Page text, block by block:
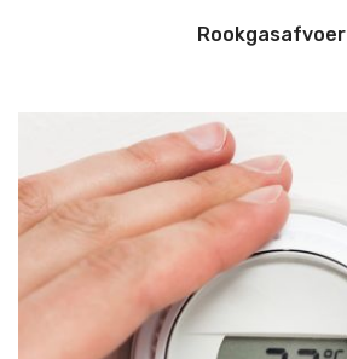
Rookgasafvoer